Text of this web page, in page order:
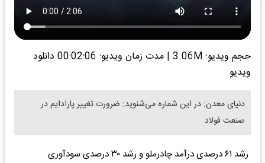
حجم ویدیو: 3.06M | مدت زمان ویدیو: 00:02:06
دانلود
ویدیو
دنیای معدن: در این شماره می‌شنوید: ضرورت تغییر پارادایم در
صنعت فولاد
رشد ۶۱ درصدی درآمد چادرملو و رشد ۳۰ درصدی سودآوری